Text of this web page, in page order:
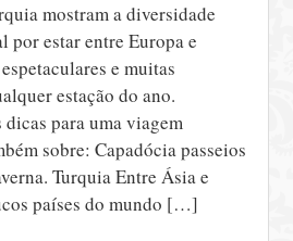
mostram a diversidade
por estar entre Europa e
e muitas
estação do ano.
para uma viagem
sobre: Capadócia passeios
Turquia Entre Ásia e
países do mundo […]